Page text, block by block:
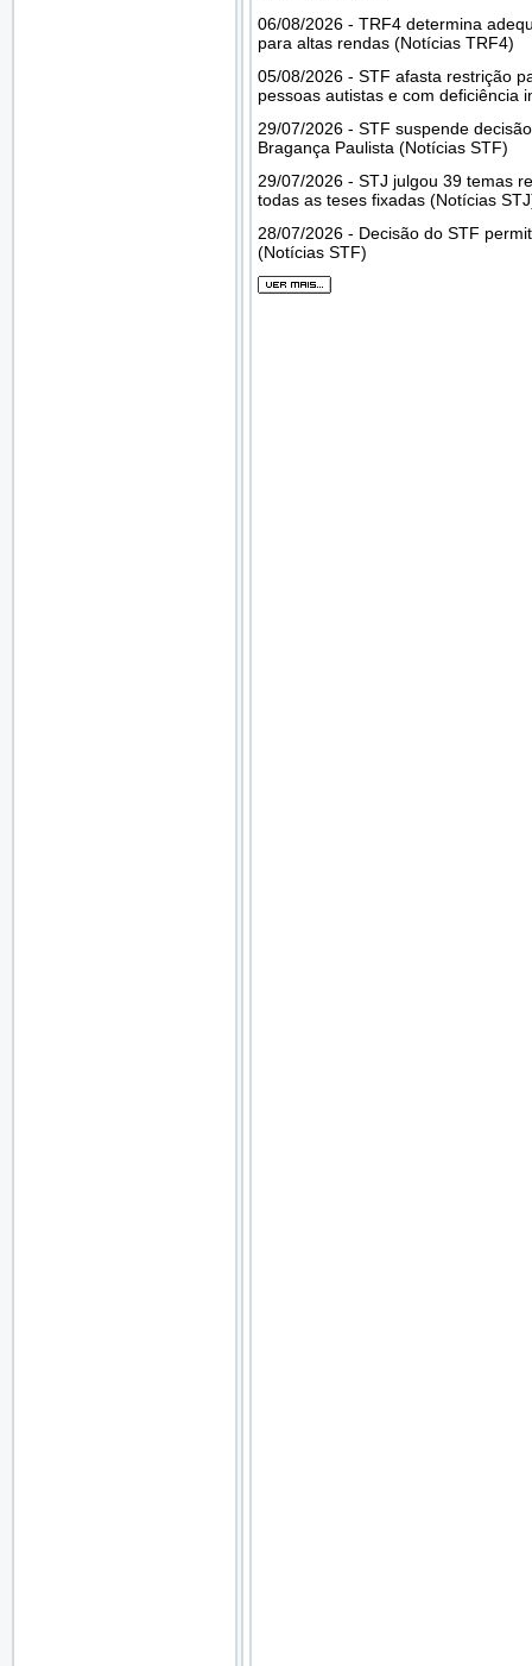
06/08/2026 - TRF4 determina
para altas rendas (Notícias TRF4)
05/08/2026 - STF afasta restrição
pessoas autistas e com deficiência
29/07/2026 - STF suspende
Bragança Paulista (Notícias STF)
29/07/2026 - STJ julgou 39 temas
todas as teses fixadas (Notícias
28/07/2026 - Decisão do STF
(Notícias STF)